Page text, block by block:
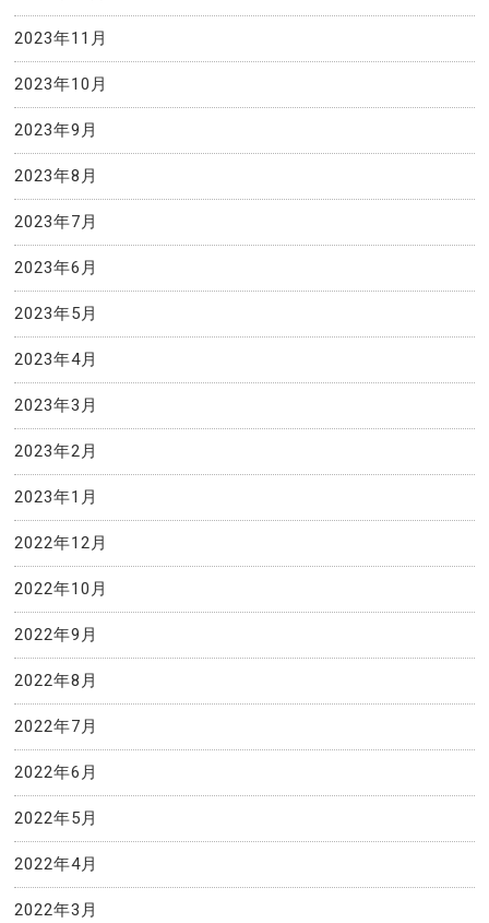
2023年11月
2023年10月
2023年9月
2023年8月
2023年7月
2023年6月
2023年5月
2023年4月
2023年3月
2023年2月
2023年1月
2022年12月
2022年10月
2022年9月
2022年8月
2022年7月
2022年6月
2022年5月
2022年4月
2022年3月